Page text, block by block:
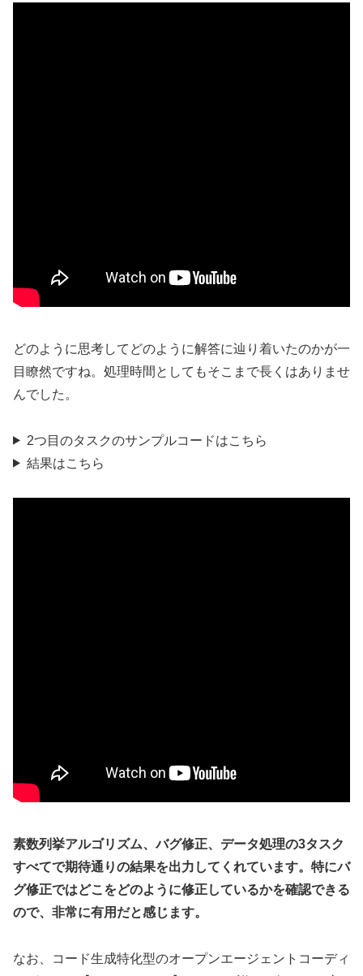
どのように思考してどのように解答に辿り着いたのかが一
目瞭然ですね。処理時間としてもそこまで長くはありませ
んでした。
2つ目のタスクのサンプルコードはこちら
結果はこちら
素数列挙アルゴリズム、バグ修正、データ処理の3タスク
すべてで期待通りの結果を出力してくれています。特にバ
グ修正ではどこをどのように修正しているかを確認できる
ので、非常に有用だと感じます。
なお、コード生成特化型のオープンエージェントコーディ